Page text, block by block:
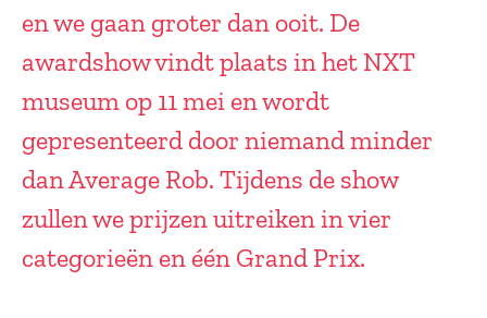
en we gaan groter dan ooit. De
awardshow vindt plaats in het NXT
museum op 11 mei en wordt
gepresenteerd door niemand minder
dan Average Rob. Tijdens de show
zullen we prijzen uitreiken in vier
categorieën en één Grand Prix.